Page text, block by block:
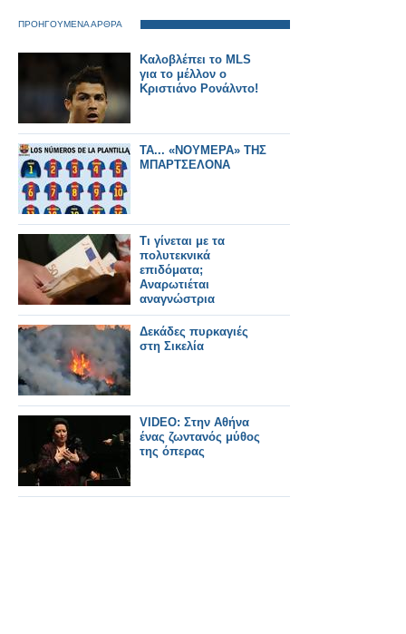
ΠΡΟΗΓΟΥΜΕΝΑ ΑΡΘΡΑ
Καλοβλέπει το MLS
για το μέλλον ο
Κριστιάνο Ρονάλντο!
ΤΑ... «ΝΟΥΜΕΡΑ» ΤΗΣ
ΜΠΑΡΤΣΕΛΟΝΑ
Τι γίνεται με τα
πολυτεκνικά
επιδόματα;
Αναρωτιέται
αναγνώστρια
Δεκάδες πυρκαγιές
στη Σικελία
VIDEO: Στην Αθήνα
ένας ζωντανός μύθος
της όπερας